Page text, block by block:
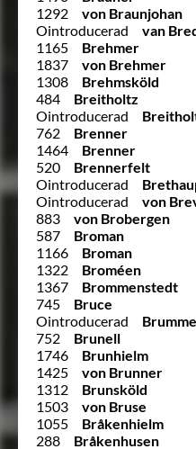
1292
von Braunjohan
Ointroducerad
van
1165
Brehmer
1837
von Brehmer
1308
Brehmsköld
484
Breitholtz
Ointroducerad
762
Brenner
1464
Brenner
520
Brennerfelt
Ointroducerad
Ointroducerad
von
883
von Brobergen
587
Broman
1166
Broman
1322
Broméen
1367
Brommenstedt
745
Bruce
Ointroducerad
752
Brunell
1746
Brunhielm
1425
von Brunner
1312
Brunsköld
1503
von Bruse
1055
Bråkenhielm
288
Bråkenhusen